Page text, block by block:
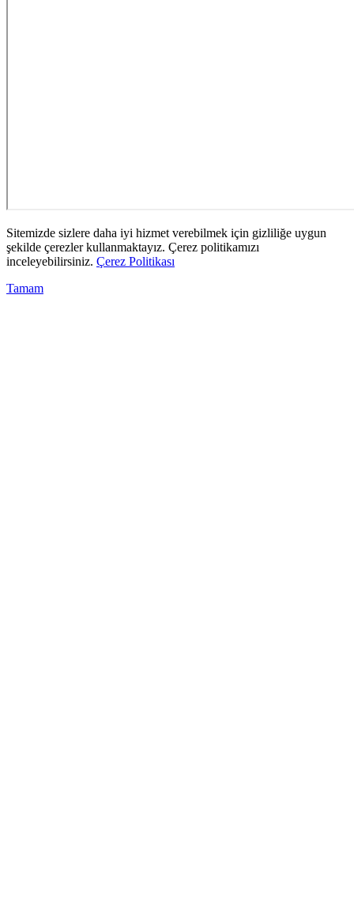
Sitemizde sizlere daha iyi hizmet verebilmek için gizliliğe uygun
şekilde çerezler kullanmaktayız. Çerez politikamızı
inceleyebilirsiniz. Çerez Politikası
Tamam